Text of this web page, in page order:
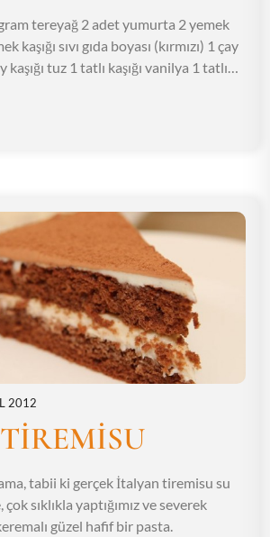
tereyağ 2 adet yumurta 2 yemek
kaşığı sıvı gıda boyası (kırmızı) 1 çay
kaşığı tuz 1 tatlı kaşığı vanilya 1 tatlı…
2012
tabii ki gerçek İtalyan tiremisu su
sıklıkla yaptığımız ve severek
güzel hafif bir pasta.